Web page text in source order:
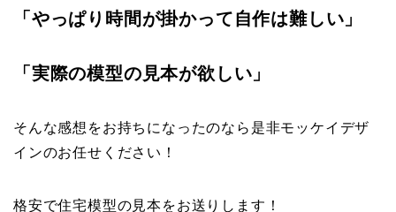
「やっぱり時間が掛かって自作は難しい」
「実際の模型の見本が欲しい」
そんな感想をお持ちになったのなら是非モッケイデザ
インのお任せください！
格安で住宅模型の見本をお送りします！